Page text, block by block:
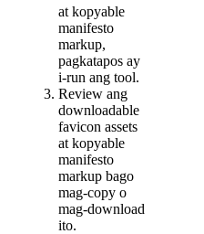
at kopyable
manifesto
markup,
pagkatapos ay
i-run ang tool.
Review ang
downloadable
favicon assets
at kopyable
manifesto
markup bago
mag-copy o
mag-download
ito.